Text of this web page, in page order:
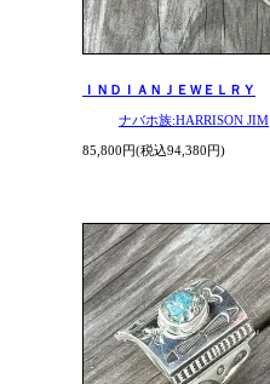
ＩＮＤＩＡＮＪＥＷＥＬＲＹ
ナバホ族:HARRISON JIM
85,800円(税込94,380円)